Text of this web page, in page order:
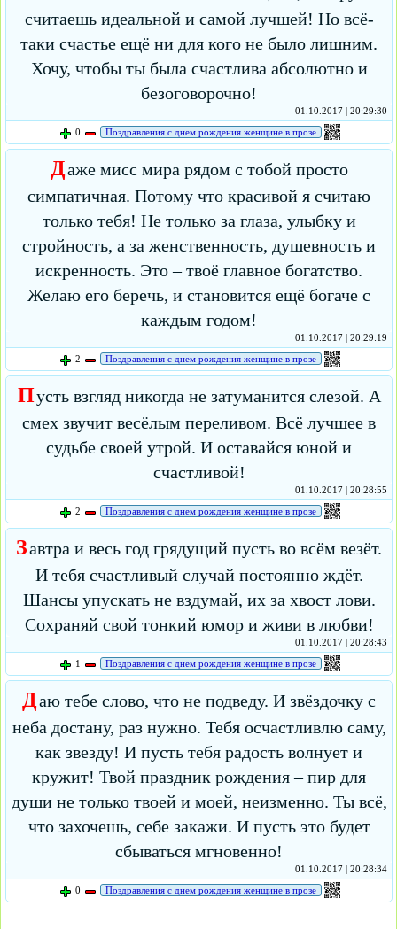
считаешь идеальной и самой лучшей! Но всё-
таки счастье ещё ни для кого не было лишним.
Хочу, чтобы ты была счастлива абсолютно и
безоговорочно!
01.10.2017 | 20:29:30
0
Поздравления с днем рождения женщине в прозе
Даже мисс мира рядом с тобой просто
симпатичная. Потому что красивой я считаю
только тебя! Не только за глаза, улыбку и
стройность, а за женственность, душевность и
искренность. Это – твоё главное богатство.
Желаю его беречь, и становится ещё богаче с
каждым годом!
01.10.2017 | 20:29:19
2
Поздравления с днем рождения женщине в прозе
Пусть взгляд никогда не затуманится слезой. А
смех звучит весёлым переливом. Всё лучшее в
судьбе своей утрой. И оставайся юной и
счастливой!
01.10.2017 | 20:28:55
2
Поздравления с днем рождения женщине в прозе
Завтра и весь год грядущий пусть во всём везёт.
И тебя счастливый случай постоянно ждёт.
Шансы упускать не вздумай, их за хвост лови.
Сохраняй свой тонкий юмор и живи в любви!
01.10.2017 | 20:28:43
1
Поздравления с днем рождения женщине в прозе
Даю тебе слово, что не подведу. И звёздочку с
неба достану, раз нужно. Тебя осчастливлю саму,
как звезду! И пусть тебя радость волнует и
кружит! Твой праздник рождения – пир для
души не только твоей и моей, неизменно. Ты всё,
что захочешь, себе закажи. И пусть это будет
сбываться мгновенно!
01.10.2017 | 20:28:34
0
Поздравления с днем рождения женщине в прозе